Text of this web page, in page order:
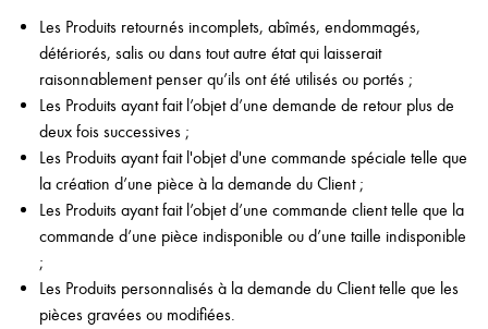
Les Produits retournés incomplets, abîmés, endommagés,
détériorés, salis ou dans tout autre état qui laisserait
raisonnablement penser qu’ils ont été utilisés ou portés ;
Les Produits ayant fait l’objet d’une demande de retour plus de
deux fois successives ;
Les Produits ayant fait l'objet d'une commande spéciale telle que
la création d’une pièce à la demande du Client ;
Les Produits ayant fait l’objet d’une commande client telle que la
commande d’une pièce indisponible ou d’une taille indisponible
;
Les Produits personnalisés à la demande du Client telle que les
pièces gravées ou modifiées.